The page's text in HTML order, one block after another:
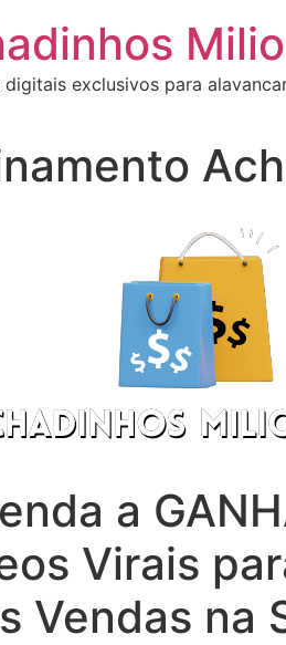
digitais exclusivos para
a
Virais
Vendas na